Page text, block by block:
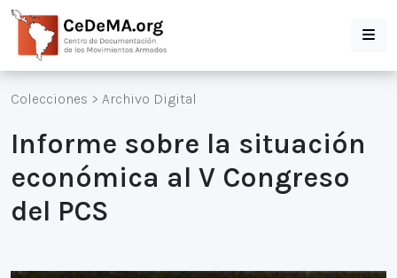
Colecciones > Archivo Digital
Informe sobre la situación
económica al V Congreso
del PCS